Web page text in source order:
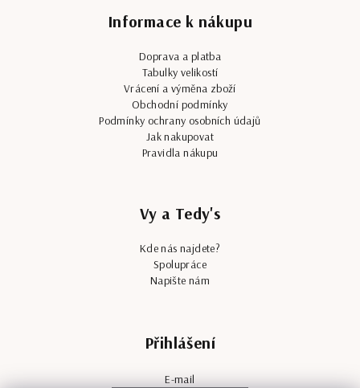
Informace k nákupu
Doprava a platba
Tabulky velikostí
Vrácení a výměna zboží
Obchodní podmínky
Podmínky ochrany osobních údajů
Jak nakupovat
Pravidla nákupu
Vy a Tedy's
Kde nás najdete?
Spolupráce
Napište nám
Přihlášení
E-mail